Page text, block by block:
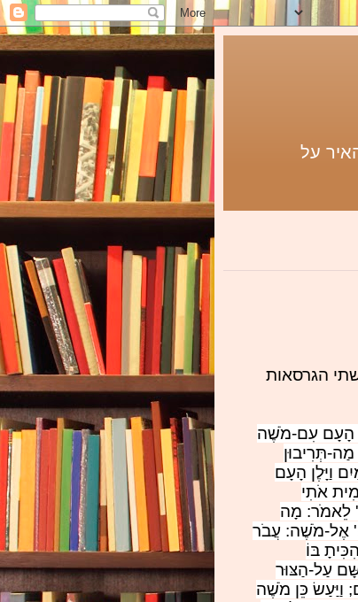
על
הגרסאות
הָעָם עִם-מֹשֶׁה
תְּרִיבוּן
וַיָּלֶן הָעָם
אֹתִי
לֵאמֹר: מָה
אֶל-מֹשֶׁה: עֲבֹר
בּוֹ
עַל-הַצּוּר
וַיַּעַשׂ כֵּן מֹשֶׁה